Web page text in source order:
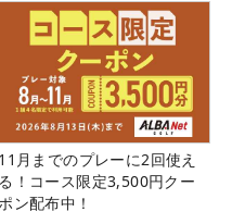
11月までのプレーに2回使え
る！コース限定3,500円クー
ン配布中！